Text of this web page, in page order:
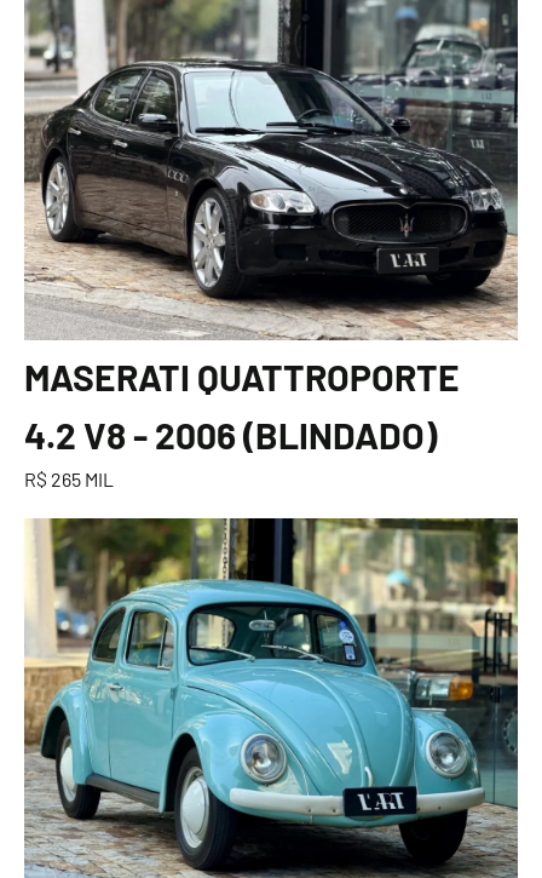
MASERATI QUATTROPORTE
4.2 V8 - 2006 (BLINDADO)
R$ 265 MIL